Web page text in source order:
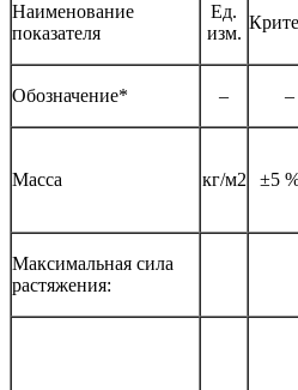
Наименование
показателя
Ед.
изм.
Обозначение* – –
Масса кг/м2 ±5
Максимальная сила
растяжения: